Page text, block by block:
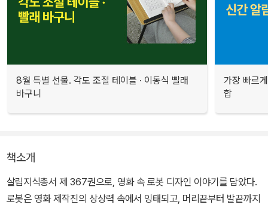
8월 특별 선물. 각도 조절 테이블 · 이동식 빨래
바구니
가장 빠르
합
책소개
살림지식총서 제 367권으로, 영화 속 로봇 디자인 이야기를 담았다.
로봇은 영화 제작진의 상상력 속에서 잉태되고, 머리끝부터 발끝까지